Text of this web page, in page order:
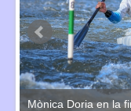
Mònica Doria en la